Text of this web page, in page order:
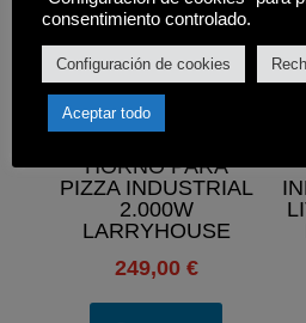
HORNO PARA
PIZZA INDUSTRIAL
2.000W
LARRYHOUSE
249,00 €
consentimiento controlado.
Configuración de cookies
Aceptar todo